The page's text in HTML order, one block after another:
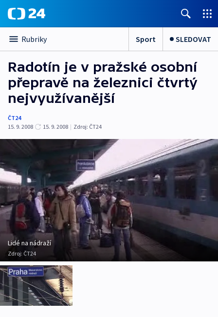
Rubriky Sport SLEDOVAT
Radotín je v pražské osobní
přepravě na železnici čtvrtý
nejvyužívanější
ČT24
15. 9. 2008
15. 9. 2008 | Zdroj: ČT24
Lidé na nádraží
Zdroj: ČT24